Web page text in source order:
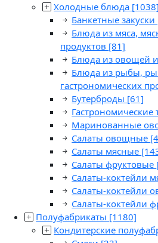
Холодные блюда [1038]
Банкетные закуски
Блюда из мяса,
продуктов [81]
Блюда из овощей
Блюда из рыбы,
гастрономических
Бутерброды [61]
Гастрономические
Маринованные
Салаты овощные
Салаты мясные
Салаты фруктовые
Салаты-коктейли
Салаты-коктейли
Салаты-коктейли
Полуфабрикаты [1180]
Кондитерские